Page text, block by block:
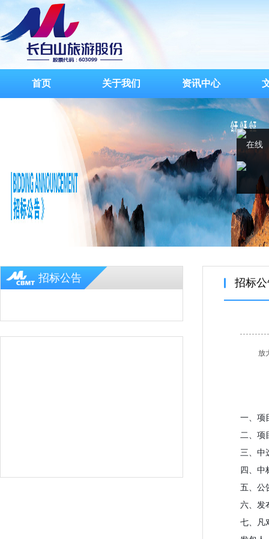
首页 关于我们 资讯中心
招标公告 招标
放
一、项
二、项
三、中
四、中
五、公
六、发
七、凡
在线